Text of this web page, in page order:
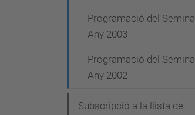
Programació del
Any 2003
Programació del
Any 2002
Subscripció a la llista de